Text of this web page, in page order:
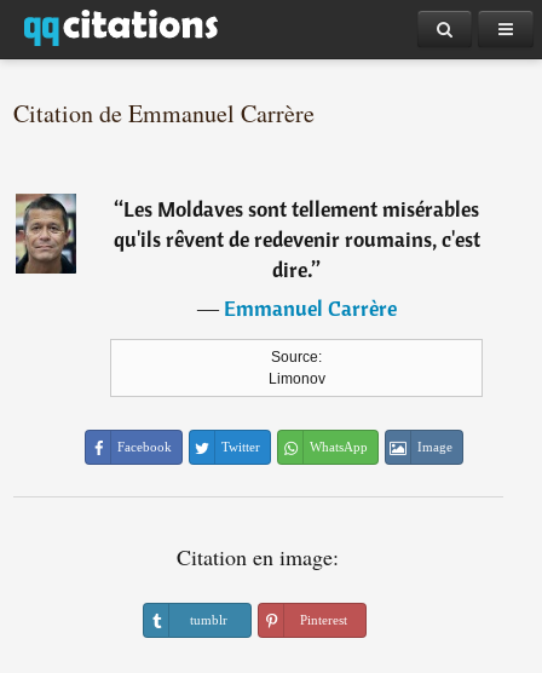
Citation de Emmanuel Carrère
“Les Moldaves sont tellement misérables
qu'ils rêvent de redevenir roumains, c'est
dire.”
―Emmanuel Carrère
Source:
Limonov
Facebook Twitter WhatsApp Image
Citation en image:
tumblr Pinterest